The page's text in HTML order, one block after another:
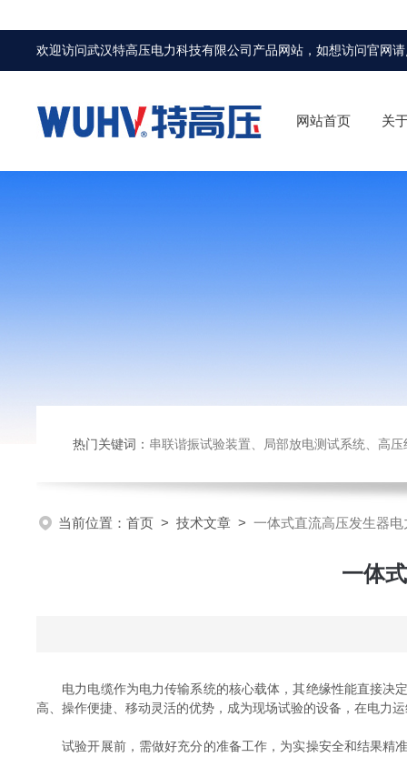
欢迎访问武汉特高压电力科技有限公司产品网站，如想访问官网
网站首页 关
热门关键词： 串联谐振试验装置、局部放电测试系统、高压绝
当前位置： 首页 > 技术文章 > 一体式直流高压发生器
一体
电力电缆作为电力传输系统的核心载体，其绝缘性能直接决定
高、操作便捷、移动灵活的优势，成为现场试验的设备，在电力
试验开展前，需做好充分的准备工作，为实操安全和结果精准